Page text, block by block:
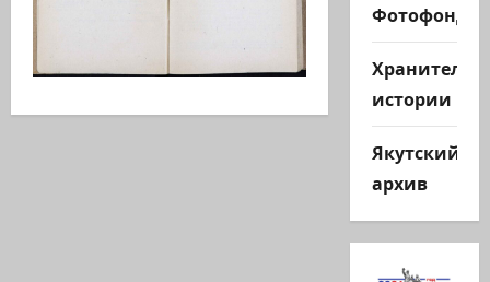
Фотофонд
Хранители
истории
Якутский
архив